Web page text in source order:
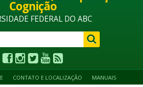
Information channels
Cognição
FEDERAL DO ABC
CONTATO E LOCALIZAÇÃO MANUAIS